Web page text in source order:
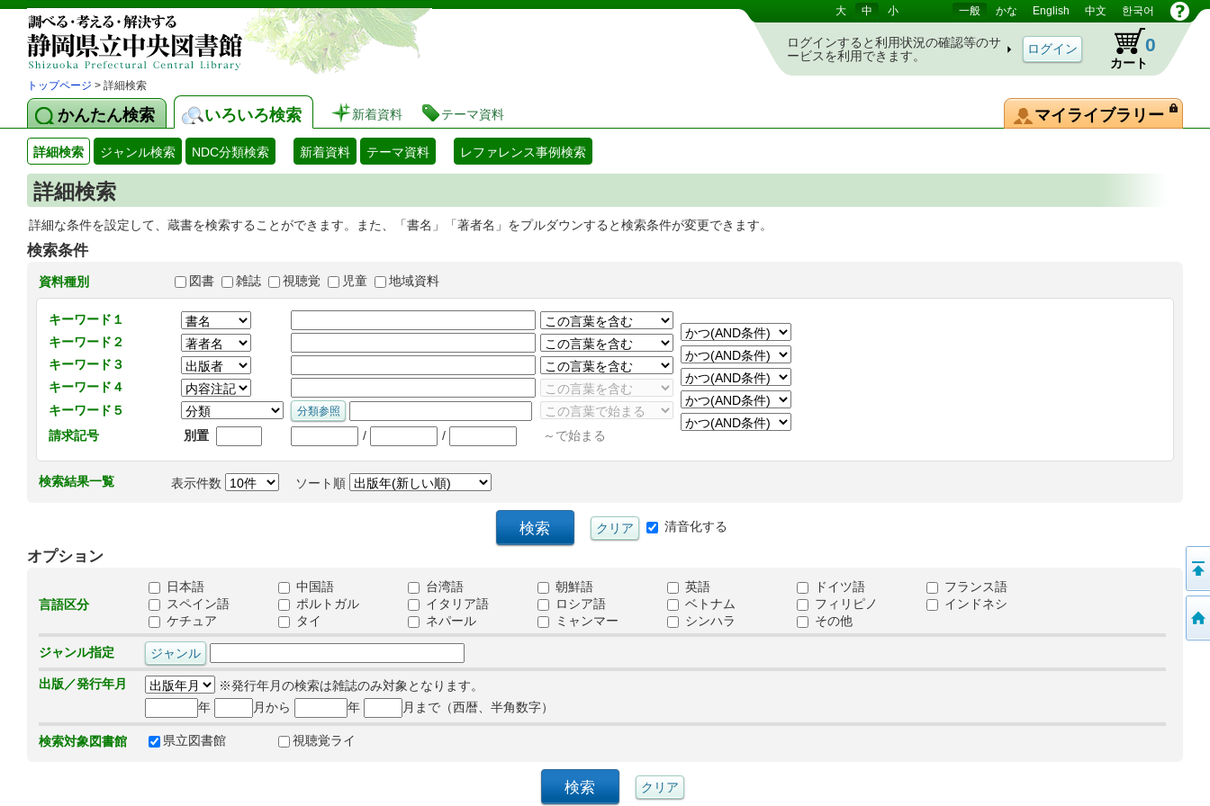
静岡県立図書館 蔵書検索・予約システム 大 中 小 一般 かな English 中文 한국어
ログインすると利用状況の確認等のサ
ービスを利用できます。
カート
0
トップページ > 詳細検索
かんたん検索 いろいろ検索 新着資料 テーマ資料 マイライブラリー
詳細検索 ジャンル検索 NDC分類検索 新着資料 テーマ資料 レファレンス事例検索
詳細検索
詳細な条件を設定して、蔵書を検索することができます。また、「書名」「著者名」をプルダウンすると検索条件が変更できます。
検索条件
資料種別 図書 雑誌 視聴覚 児童 地域資料
キーワード１
キーワード２
キーワード３
キーワード４
キーワード５
請求記号
別置 / / ～で始まる
検索結果一覧 表示件数 ソート順
清音化する
オプション
言語区分
日本語 中国語 台湾語 朝鮮語 英語 ドイツ語
フランス語
スペイン語
ポルトガル イタリア語 ロシア語 ベトナム フィリピノ
インドネシ
ケチュア
タイ ネパール ミャンマー シンハラ その他
ジャンル指定
出版／発行年月
※発行年月の検索は雑誌のみ対象となります。
年
月から 年 月まで（西暦、半角数字）
検索対象図書館 県立図書館 視聴覚ライ